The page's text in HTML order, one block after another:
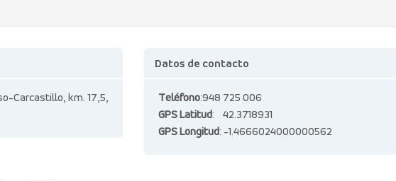
Carcastillo, km. 17,5,
Datos de contacto
Teléfono:948 725 006
GPS Latitud: 42.3718931
GPS Longitud: -1.4666024000000562